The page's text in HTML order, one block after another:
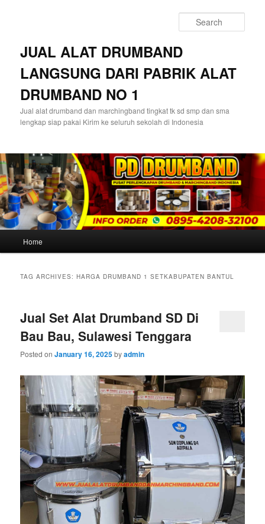
JUAL ALAT DRUMBAND
LANGSUNG DARI PABRIK ALAT
DRUMBAND NO 1
Jual alat drumband dan marchingband tingkat tk sd smp dan sma
lengkap siap pakai Kirim ke seluruh sekolah di Indonesia
Home
TAG ARCHIVES:HARGA DRUMBAND 1 SETKABUPATEN BANTUL
Jual Set Alat Drumband SD Di
Bau Bau, Sulawesi Tenggara
Posted onJanuary 16, 2025byadmin